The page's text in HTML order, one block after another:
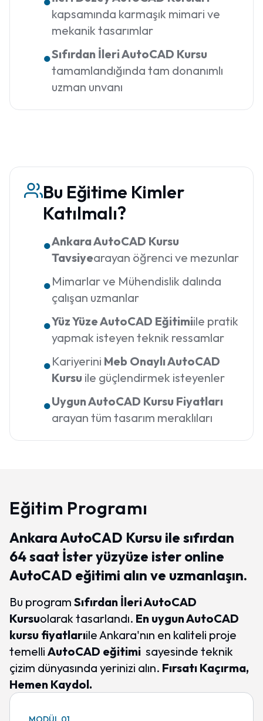
kapsamında karmaşık mimari ve
mekanik tasarımlar
●Sıfırdan İleri AutoCAD Kursu
tamamlandığında tam donanımlı
uzman unvanı
Bu Eğitime Kimler
Katılmalı?
●Ankara AutoCAD Kursu
Tavsiyearayan öğrenci ve mezunlar
●Mimarlar ve Mühendislik dalında
çalışan uzmanlar
●Yüz Yüze AutoCAD Eğitimiile pratik
yapmak isteyen teknik ressamlar
●Kariyerini Meb Onaylı AutoCAD
Kursu ile güçlendirmek isteyenler
●Uygun AutoCAD Kursu Fiyatları
arayan tüm tasarım meraklıları
Eğitim Programı
Ankara AutoCAD Kursu ile sıfırdan
64 saat İster yüzyüze ister online
AutoCAD eğitimi alın ve uzmanlaşın.
Bu program Sıfırdan İleri AutoCAD
Kursuolarak tasarlandı. En uygun AutoCAD
kursu fiyatlarıile Ankara'nın en kaliteli proje
temelli AutoCAD eğitimi sayesinde teknik
çizim dünyasında yerinizi alın. Fırsatı Kaçırma,
Hemen Kaydol.